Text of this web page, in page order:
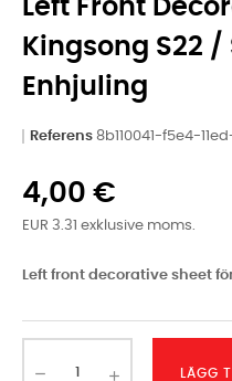
Left Front
Kingsong S22 /
Enhjuling
Referens 8b110041-f5e4-
4,00 €
EUR 3.31 exklusive moms.
Left front decorative sheet
LÄGG